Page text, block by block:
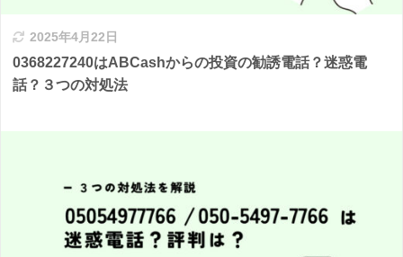
2025年4月22日
0368227240はABCashからの投資の勧誘電話？迷惑電
話？３つの対処法